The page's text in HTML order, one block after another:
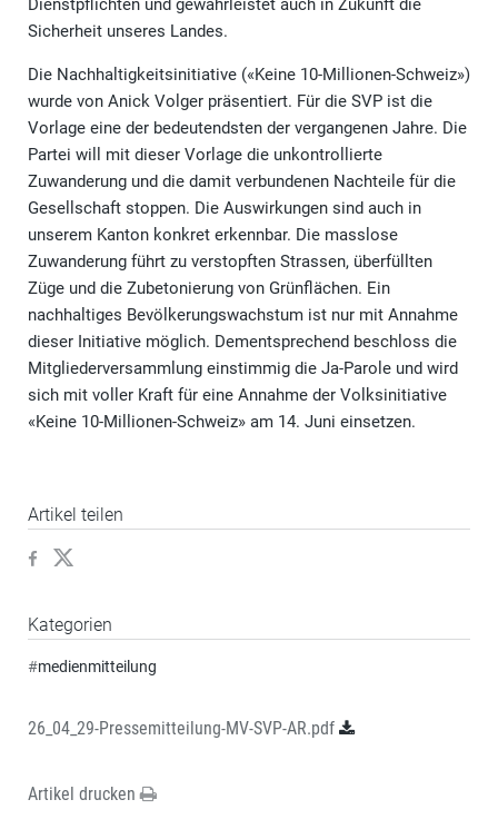
Dienstpflichten und gewährleistet auch in Zukunft die
Sicherheit unseres Landes.
Die Nachhaltigkeitsinitiative («Keine 10-Millionen-Schweiz»)
wurde von Anick Volger präsentiert. Für die SVP ist die
Vorlage eine der bedeutendsten der vergangenen Jahre. Die
Partei will mit dieser Vorlage die unkontrollierte
Zuwanderung und die damit verbundenen Nachteile für die
Gesellschaft stoppen. Die Auswirkungen sind auch in
unserem Kanton konkret erkennbar. Die masslose
Zuwanderung führt zu verstopften Strassen, überfüllten
Züge und die Zubetonierung von Grünflächen. Ein
nachhaltiges Bevölkerungswachstum ist nur mit Annahme
dieser Initiative möglich. Dementsprechend beschloss die
Mitgliederversammlung einstimmig die Ja-Parole und wird
sich mit voller Kraft für eine Annahme der Volksinitiative
«Keine 10-Millionen-Schweiz» am 14. Juni einsetzen.
Artikel teilen
Kategorien
#medienmitteilung
26_04_29-Pressemitteilung-MV-SVP-AR.pdf
Artikel drucken